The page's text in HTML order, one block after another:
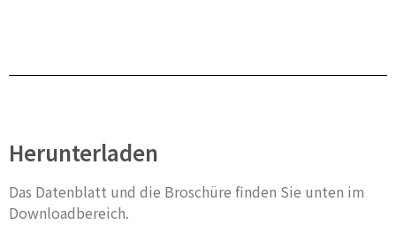
Herunterladen
Das Datenblatt und die Broschüre finden Sie unten im
Downloadbereich.